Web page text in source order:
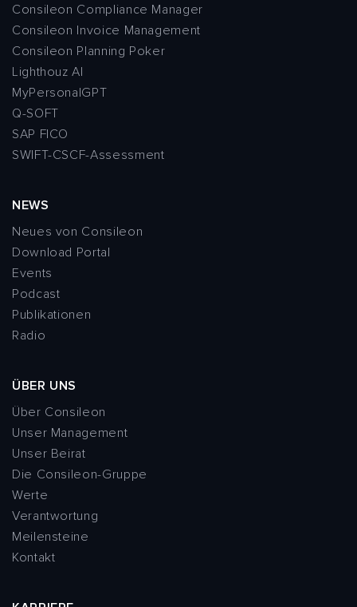
Consileon Compliance Manager
Consileon Invoice Management
Consileon Planning Poker
Lighthouz AI
MyPersonalGPT
Q-SOFT
SAP FICO
SWIFT-CSCF-Assessment
NEWS
Neues von Consileon
Download Portal
Events
Podcast
Publikationen
Radio
ÜBER UNS
Über Consileon
Unser Management
Unser Beirat
Die Consileon-Gruppe
Werte
Verantwortung
Meilensteine
Kontakt